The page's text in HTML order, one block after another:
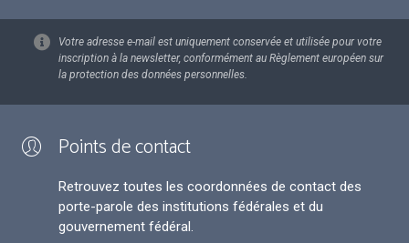
Votre adresse e-mail est uniquement conservée et utilisée pour votre
inscription à la newsletter, conformément au Règlement européen sur
la protection des données personnelles.
Points de contact
Retrouvez toutes les coordonnées de contact des
porte-parole des institutions fédérales et du
gouvernement fédéral.